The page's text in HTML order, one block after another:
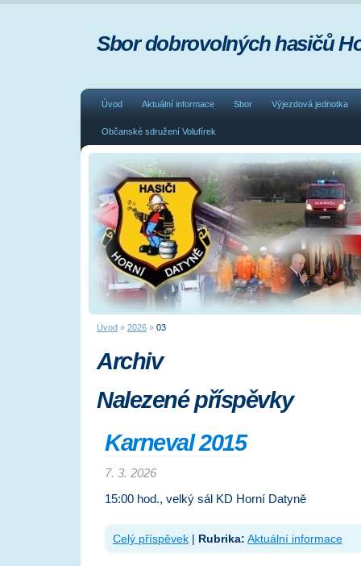
Úvod Aktuální informace Sbor Výjezdová jednotka
Občanské sdružení Volufírek
Sbor dobrovolných hasičů
Úvod » 2026 » 03
Archiv
Nalezené příspěvky
Karneval 2015
7. 3. 2026
15:00 hod., velký sál KD Horní Datyně
Celý příspěvek | Rubrika: Aktuální informace